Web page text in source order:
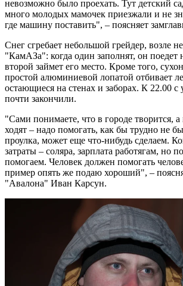
невозможно было проехать. Тут детский
много молодых мамочек приезжали и не
где машину поставить", – поясняет
Снег сгребает небольшой грейдер, возле
"КамАЗа": когда один заполнят, он поедет
второй займет его место. Кроме того,
простой алюминиевой лопатой отбивает
остающиеся на стенах и заборах. К 22.00 с
почти закончили.
"Сами понимаете, что в городе творится,
ходят – надо помогать, как бы трудно не
проулка, может еще что-нибудь сделаем.
затраты – соляра, зарплата работягам, но
помогаем. Человек должен помогать
пример опять же подаю хороший", –
"Авалона" Иван Карсун.